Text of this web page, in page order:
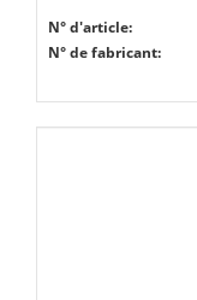
N° d'article:
N° de fabricant: